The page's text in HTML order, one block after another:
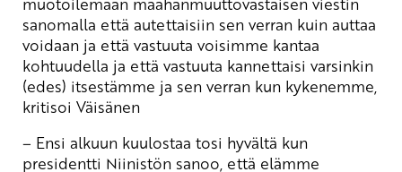
sanomalla että autettaisiin sen verran kuin auttaa
voidaan ja että vastuuta voisimme kantaa
kohtuudella ja että vastuuta kannettaisi varsinkin
(edes) itsestämme ja sen verran kun kykenemme,
kritisoi Väisänen
– Ensi alkuun kuulostaa tosi hyvältä kun
presidentti Niinistön sanoo, että elämme